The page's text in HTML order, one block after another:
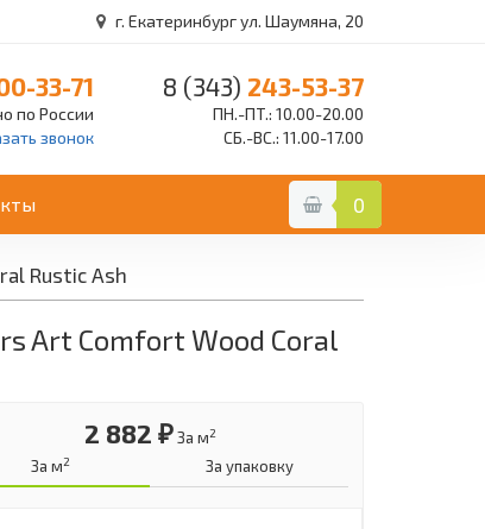
г. Екатеринбург ул. Шаумяна, 20
33-71
по России
звонок
8 (343) 243-53-37
ПН.-ПТ.: 10.00-20.00
СБ.-ВС.: 11.00-17.00
0
Rustic Ash
Art Comfort Wood Coral
2 882 ₽ За м2
За м2 За упаковку